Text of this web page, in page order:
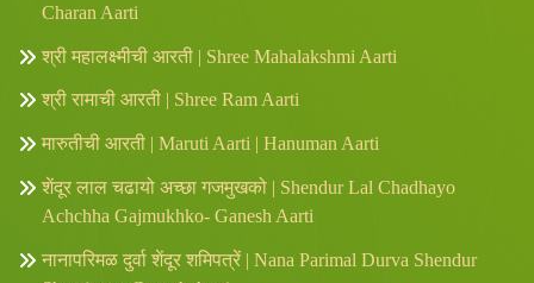
Charan Aarti
श्री महालक्ष्मीची आरती | Shree Mahalakshmi Aarti
श्री रामाची आरती | Shree Ram Aarti
मारुतीची आरती | Maruti Aarti | Hanuman Aarti
शेंदूर लाल चढायो अच्छा गजमुखको | Shendur Lal Chadhayo
Achchha Gajmukhko- Ganesh Aarti
नानापरिमळ दुर्वा शेंदूर शमिपत्रें | Nana Parimal Durva Shendur